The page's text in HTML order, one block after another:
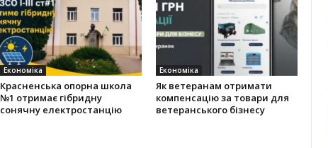
Економіка
Красненська опорна школа
№1 отримає гібридну
сонячну електростанцію
Економіка
Як ветеранам отримати
компенсацію за товари для
ветеранського бізнесу